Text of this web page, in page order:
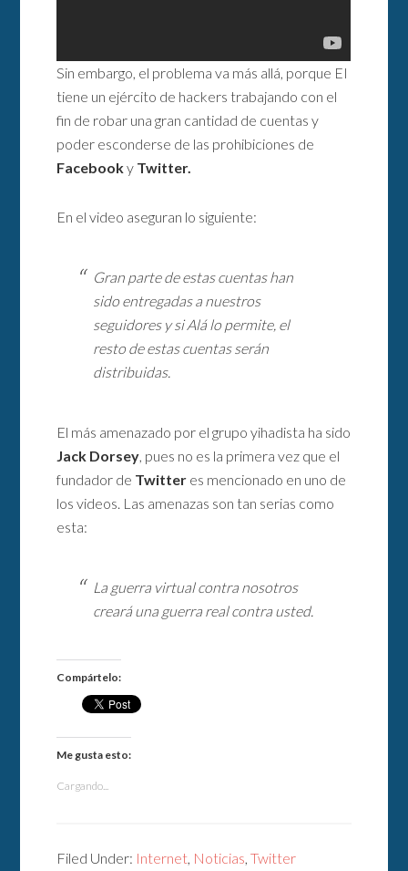
Sin embargo, el problema va más allá, porque EI
tiene un ejército de hackers trabajando con el
fin de robar una gran cantidad de cuentas y
poder esconderse de las prohibiciones de
Facebooky Twitter.
En el video aseguran lo siguiente:
Gran parte de estas cuentas han
sido entregadas a nuestros
seguidores y si Alá lo permite, el
resto de estas cuentas serán
distribuidas.
El más amenazado por el grupo yihadista ha sido
Jack Dorsey, pues no es la primera vez que el
fundador de Twitter es mencionado en uno de
los videos. Las amenazas son tan serias como
esta:
La guerra virtual contra nosotros
creará una guerra real contra usted.
Compártelo:
Me gusta esto:
Cargando...
Filed Under: Internet, Noticias,Twitter